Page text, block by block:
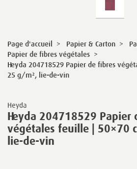
Heyda
Heyda 204718529 Papier
végétales feuille | 50×70
lie-de-vin
Page d'accueil > Papier & Carton >
Papier de fibres végétales >
Heyda 204718529 Papier de fibres
25 g/m², lie-de-vin